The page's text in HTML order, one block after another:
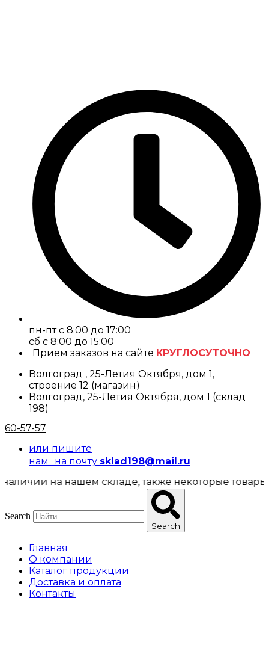
пн-пт с 8:00 до 17:00
cб с 8:00 до 15:00
Прием заказов на сайте КРУГЛОСУТОЧНО
Волгоград , 25-Летия Октября, дом 1,
строение 12 (магазин)
Волгоград, 25-Летия Октября, дом 1 (склад
198)
60-57-57
или пишите
нам на почту sklad198@mail.ru
на нашем складе, также некоторые товары
Search
Search
Главная
О компании
Каталог продукции
Доставка и оплата
Контакты